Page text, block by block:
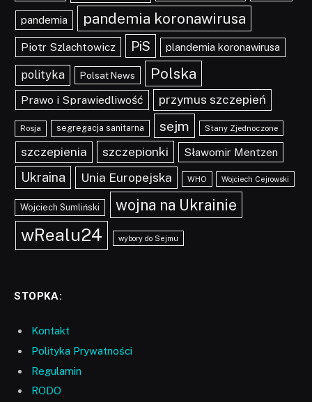
pandemia pandemia koronawirusa
Piotr Szlachtowicz PiS plandemia koronawirusa
polityka Polsat News Polska
Prawo i Sprawiedliwość przymus szczepień
Rosja segregacja sanitarna sejm Stany Zjednoczone
szczepienia szczepionki Sławomir Mentzen
Ukraina Unia Europejska WHO Wojciech Cejrowski
Wojciech Sumliński wojna na Ukrainie
wRealu24 wybory do Sejmu
STOPKA:
Kontakt
Polityka Prywatności
Regulamin
RODO